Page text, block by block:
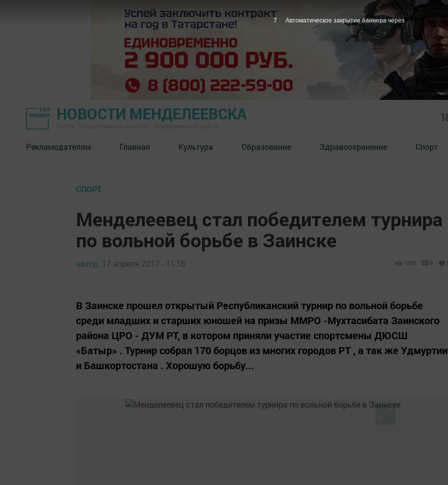
НОВОСТИ МЕНДЕЛЕЕВСКА
Рекламодателям Главная Культура Образование Здравоохранение Спорт
СПОРТ
Менделеевец стал победителем турнира
по вольной борьбе в Заинске
автор, 17 апреля 2017 - 11:16 1539 0
В Заинске прошел открытый Республиканский турнир по вольной борьбе
среди младших и старших юношей на призы ММРО -Мухтасибата Заинского
района ЦРО - ДУМ РТ, в котором приняли участие спортсмены ДЮСШ
«Батыр» . Турнир собрал 170 борцов из многих городов РТ , а так же Удмуртии
и Башкортостана . Хорошую борьбу...
6 Автоматическое закрытие баннера через